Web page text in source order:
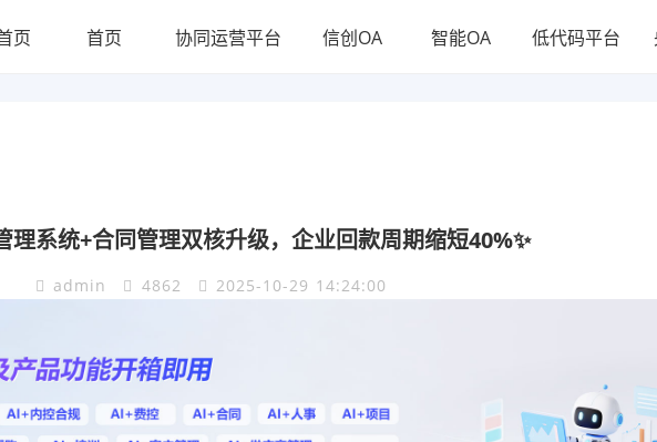
页 首页 协同运营平台 信创OA 智能OA 低代码平台
理系统+合同管理双核升级，企业回款周期缩短40%✨
admin 4862 2025-10-29 14:24:00